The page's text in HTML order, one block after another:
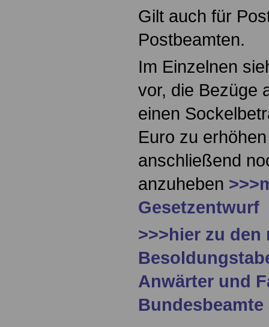
Gilt auch für
Postbeamten.
Im Einzelnen
vor, die Bezüge
einen
Euro zu
anschließend
anzuheben
Gesetzentwurf
>>>hier zu den
Anwärter und
Bundesbeamte